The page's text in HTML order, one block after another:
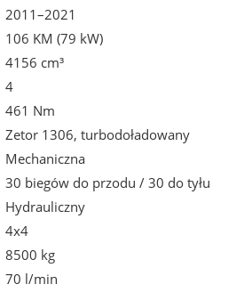
2011–2021
106 KM (79 kW)
4156 cm³
4
461 Nm
Zetor 1306, turbodoładowany
Mechaniczna
30 biegów do przodu / 30 do tyłu
Hydrauliczny
4x4
8500 kg
70 l/min